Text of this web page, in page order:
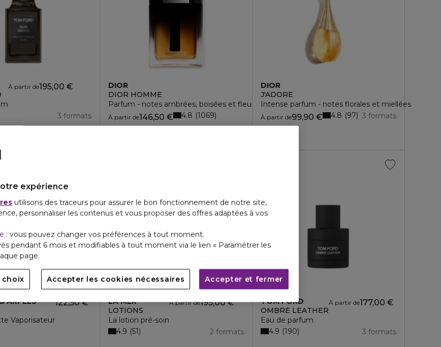
À partir de195,00 €
3 formats
DIOR
DIOR HOMME
Parfum - notes ambrées, boisées et fleuries
À partir de146,50 € 4.8 1069
DIOR
J'ADORE
Intense parfum - notes florales et miellées
À partir de99,90 € 3 formats
4.8 97
ARPELS
Vaporisateur
122,50 €
LA MER
LOTIONS
La lotion pré-soin
À partir de195,00 €
2 formats
4.9 51
TOM FORD
OMBRÉ LEATHER
Eau de parfum
À partir de177,00 €
3 formats
4.9 190
expérience
utilisons des traceurs pour assurer le bon fonctionnement de notre site,
personnaliser les contenus et vous proposer des offres adaptées à vos
: vous pouvez changer vos préférences à tout moment.
pendant 6 mois et modifiables à tout moment via le lien « Paramétrer les
page.
choix Accepter les cookies nécessaires Accepter et fermer